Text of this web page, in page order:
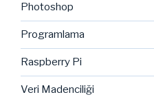
Photoshop
Programlama
Raspberry Pi
Veri Madenciliği